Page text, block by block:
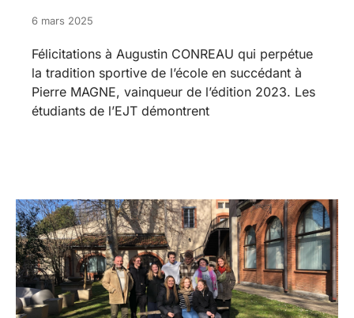
6 mars 2025
Félicitations à Augustin CONREAU qui perpétue
la tradition sportive de l’école en succédant à
Pierre MAGNE, vainqueur de l’édition 2023. Les
étudiants de l’EJT démontrent